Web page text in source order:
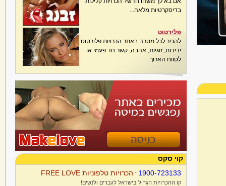
בדיסקרטיות מלאה...
פלירטוט
להכיר לכל מטרה באתר הכרויות פלירטוט.
ידידות, זוגיות, אהבה, קשר חד פעמי או
לטווח הארוך.
קוי סקס
1900-723133
- הכרויות טלפוניות FREE LOVE
קו ההכרויות הגדול בישראל לגברים ולנשים!